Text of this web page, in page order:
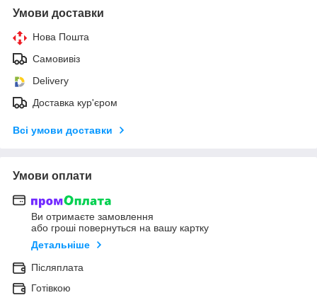
Умови доставки
Нова Пошта
Самовивіз
Delivery
Доставка кур'єром
Всі умови доставки
Умови оплати
Ви отримаєте замовлення
або гроші повернуться на вашу картку
Детальніше
Післяплата
Готівкою